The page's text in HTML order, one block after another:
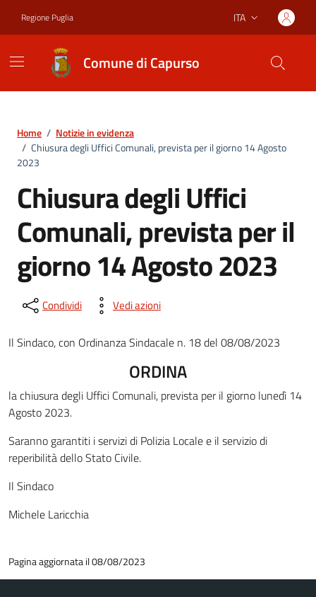
Regione Puglia Lingua attiva:
ITA
Comune di Capurso
Home / Notizie in evidenza
/ Chiusura degli Uffici Comunali, prevista per il giorno 14 Agosto
2023
Chiusura degli Uffici
Comunali, prevista per il
giorno 14 Agosto 2023
Condividi Vedi azioni
Il Sindaco, con Ordinanza Sindacale n. 18 del 08/08/2023
ORDINA
la chiusura degli Uffici Comunali, prevista per il giorno lunedì 14
Agosto 2023.
Saranno garantiti i servizi di Polizia Locale e il servizio di
reperibilità dello Stato Civile.
Il Sindaco
Michele Laricchia
Pagina aggiornata il 08/08/2023